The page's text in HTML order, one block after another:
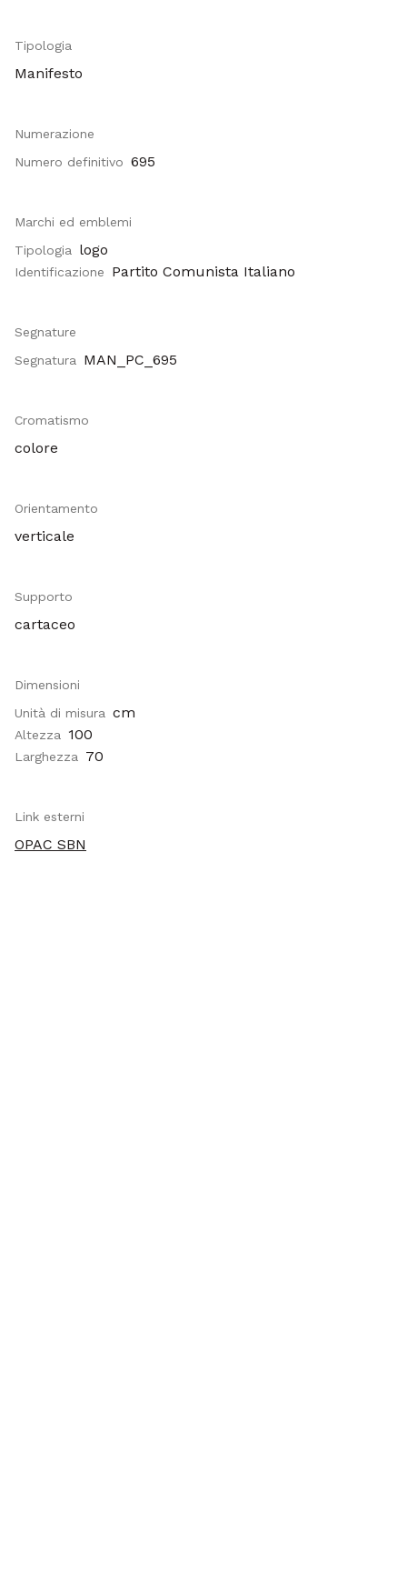
Tipologia
Manifesto
Numerazione
Numero definitivo 695
Marchi ed emblemi
Tipologia
logo
Identificazione Partito Comunista Italiano
Segnature
Segnatura
MAN_PC_695
Cromatismo
colore
Orientamento
verticale
Supporto
cartaceo
Dimensioni
Unità di misura cm
Altezza 100
Larghezza 70
Link esterni
OPAC SBN